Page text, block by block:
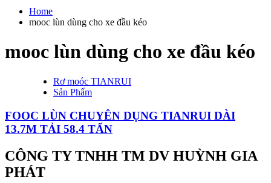
Home
mooc lùn dùng cho xe đầu kéo
mooc lùn dùng cho xe đầu kéo
Rơ moóc TIANRUI
Sản Phẩm
FOOC LÙN CHUYÊN DỤNG TIANRUI DÀI
13.7M TẢI 58.4 TẤN
CÔNG TY TNHH TM DV HUỲNH GIA
PHÁT